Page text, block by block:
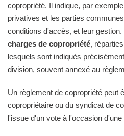
copropriété. Il indique, par
privatives et les parties
conditions d'accès, et leur
charges de copropriété,
lesquels sont indiqués
division, souvent annexé au
Un règlement de copropriété peut
copropriétaire ou du syndicat de
l'issue d'un vote à l'occasion d'une